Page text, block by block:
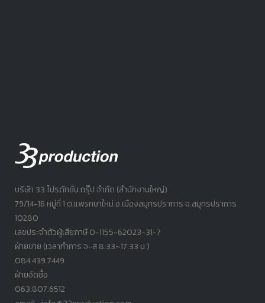
บริษัท 33 โปรดักชั่น กรุ๊ป จำกัด (สำนักงานใหญ่)
79/14-16 หมู่ที่ 1 ต.แพรกษาใหม่ อ.เมืองสมุทรปราการ จ.สมุทรปราการ
10280
เลขประจำตัวผู้เสียภาษี 0-1155-62023-31-7
ฝ่ายขาย (เวลาทำการ จ-ส 8:33~17:33 น.)
084.439.7449
ฝ่ายจัดซื้อ
063.807.6512